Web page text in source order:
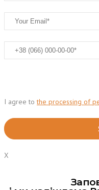
I agree tothe processing of
X